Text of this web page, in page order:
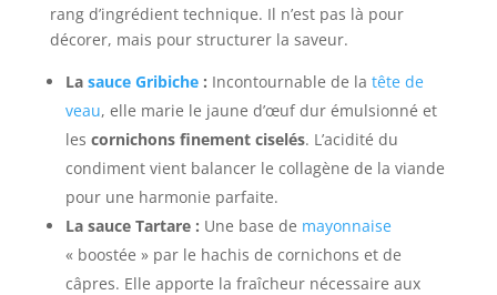
rang d’ingrédient technique. Il n’est pas là pour
décorer, mais pour structurer la saveur.
La sauce Gribiche: Incontournable de la tête de
veau, elle marie le jaune d’œuf dur émulsionné et
les cornichons finement ciselés. L’acidité du
condiment vient balancer le collagène de la viande
pour une harmonie parfaite.
La sauce Tartare : Une base de mayonnaise
« boostée » par le hachis de cornichons et de
câpres. Elle apporte la fraîcheur nécessaire aux